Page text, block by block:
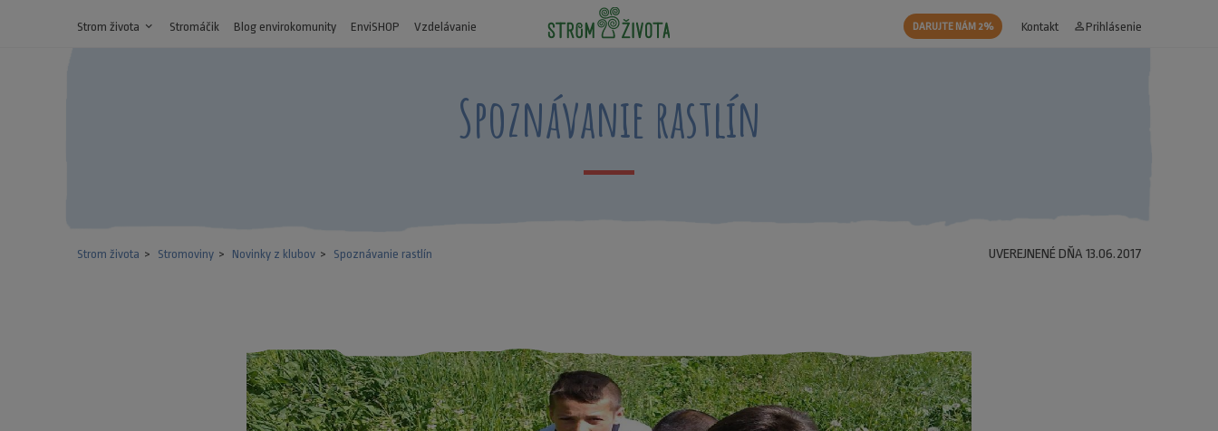
Strom života expand_more Stromáčik Blog envirokomunity EnviSHOP Vzdelávanie DARUJTE NÁM 2% Kontakt person_outline Prihlásenie
Spoznávanie rastlín
Strom života Stromoviny Novinky z klubov Spoznávanie rastlín UVEREJNENÉ DŇA 13.06.2017